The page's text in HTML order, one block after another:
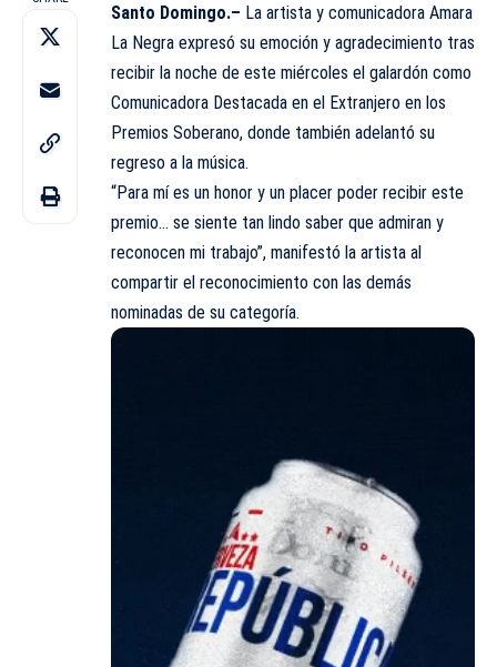
Santo Domingo.– La artista y comunicadora Amara
La Negra expresó su emoción y agradecimiento tras
recibir la noche de este miércoles el galardón como
Comunicadora Destacada en el Extranjero en los
Premios Soberano, donde también adelantó su
regreso a la música.
“Para mí es un honor y un placer poder recibir este
premio… se siente tan lindo saber que admiran y
reconocen mi trabajo”, manifestó la artista al
compartir el reconocimiento con las demás
nominadas de su categoría.